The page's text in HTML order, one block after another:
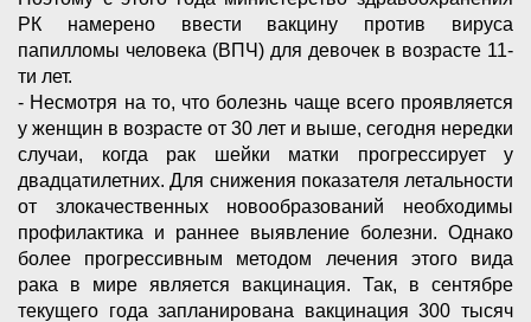
РК намерено ввести вакцину против вируса
папилломы человека (ВПЧ) для девочек в возрасте 11-
ти лет.
- Несмотря на то, что болезнь чаще всего проявляется
у женщин в возрасте от 30 лет и выше, сегодня нередки
случаи, когда рак шейки матки прогрессирует у
двадцатилетних. Для снижения показателя летальности
от злокачественных новообразований необходимы
профилактика и раннее выявление болезни. Однако
более прогрессивным методом лечения этого вида
рака в мире является вакцинация. Так, в сентябре
текущего года запланирована вакцинация 300 тысяч